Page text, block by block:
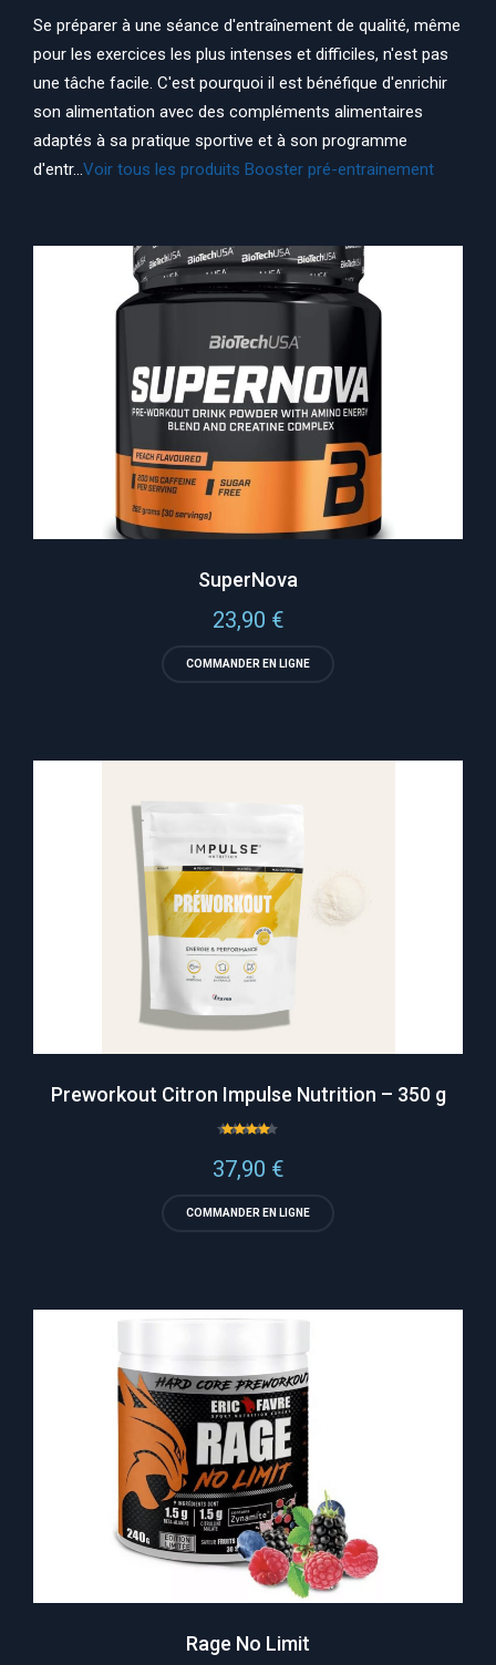
Se préparer à une séance d'entraînement de qualité, même
pour les exercices les plus intenses et difficiles, n'est pas
une tâche facile. C'est pourquoi il est bénéfique d'enrichir
son alimentation avec des compléments alimentaires
adaptés à sa pratique sportive et à son programme
d'entr...Voir tous les produits Booster pré-entrainement
SuperNova
23,90 €
COMMANDER EN LIGNE
Preworkout Citron Impulse Nutrition – 350 g
sur 5
37,90 €
COMMANDER EN LIGNE
Rage No Limit